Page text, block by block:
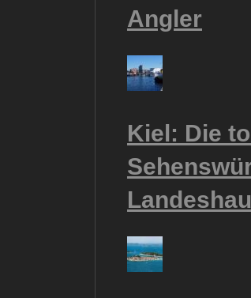
Angler
Kiel: Die